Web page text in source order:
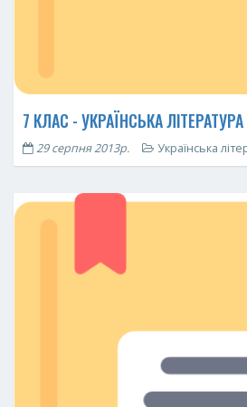
7 КЛАС - УКРАЇНСЬКА ЛІТЕРАТУРА
29 серпня 2013р. Українська